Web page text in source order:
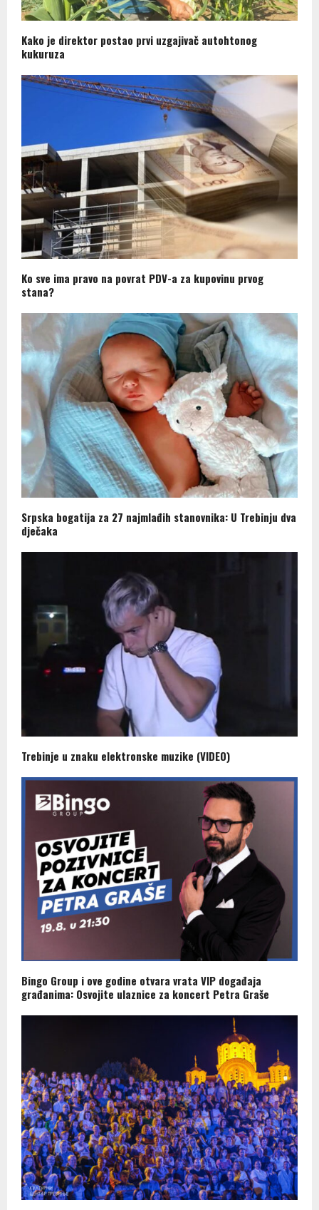
Kako je direktor postao prvi uzgajivač autohtonog
kukuruza
Ko sve ima pravo na povrat PDV-a za kupovinu prvog
stana?
Srpska bogatija za 27 najmlađih stanovnika: U Trebinju dva
dječaka
Trebinje u znaku elektronske muzike (VIDEO)
Bingo Group i ove godine otvara vrata VIP događaja
građanima: Osvojite ulaznice za koncert Petra Graše